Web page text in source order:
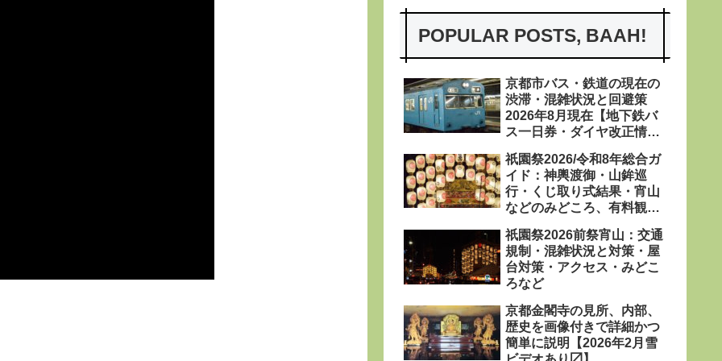
POPULAR POSTS, BAAH!
京都市バス・鉄道の現在の
渋滞・混雑状況と回避策
2026年8月現在【地下鉄バ
ス一日券・ダイヤ改正情報
祇園祭2026/令和8年総合ガ
イド：神輿渡御・山鉾巡
行・くじ取り式結果・宵山
などのみどころ、有料観覧
などを網羅
祇園祭2026前祭宵山：交通
規制・混雑状況と対策・屋
台対策・アクセス・みどこ
ろなど
京都金閣寺の見所、内部、
歴史を画像付きで詳細かつ
簡単に説明【2026年2月雪